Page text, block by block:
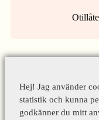
Hej! Jag använder
statistik och kunna
godkänner du mitt